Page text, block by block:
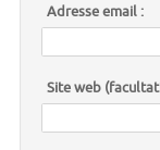
Adresse email :
Site web